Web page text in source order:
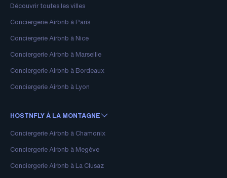
Découvrir toutes les villes
Conciergerie Airbnb à Paris
Conciergerie Airbnb à Nice
Conciergerie Airbnb à Marseille
Conciergerie Airbnb à Bordeaux
Conciergerie Airbnb à Lyon
HOSTNFLY À LA MONTAGNE
Conciergerie Airbnb à Chamonix
Conciergerie Airbnb à Megève
Conciergerie Airbnb à La Clusaz